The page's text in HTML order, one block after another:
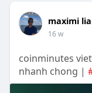
maximi
16 w
coinminutes
nhanh chong |